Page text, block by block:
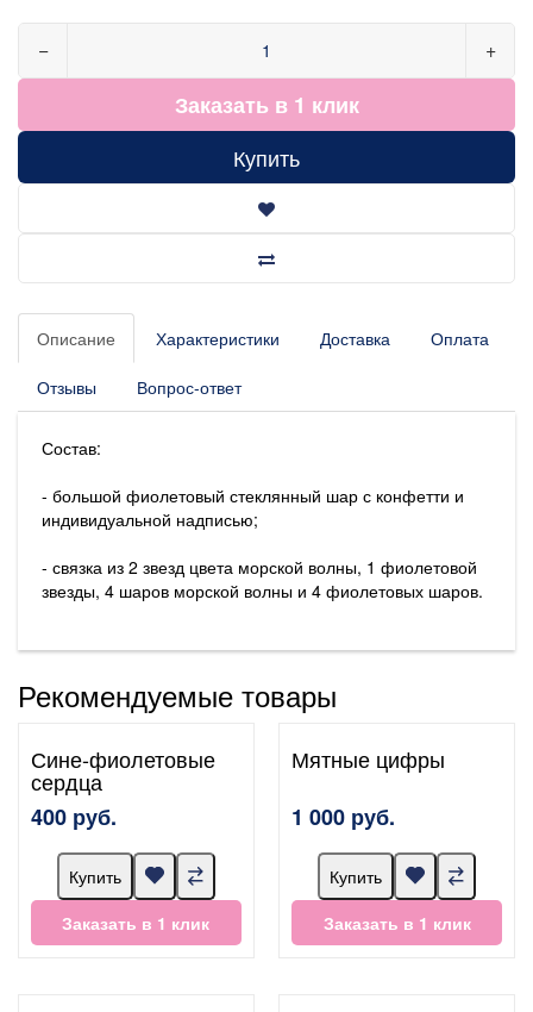
− +
Заказать в 1 клик
Купить
Описание Характеристики Доставка Оплата
Отзывы Вопрос-ответ
Состав:
- большой фиолетовый стеклянный шар с конфетти и
индивидуальной надписью;
- связка из 2 звезд цвета морской волны, 1 фиолетовой
звезды, 4 шаров морской волны и 4 фиолетовых шаров.
Рекомендуемые товары
Сине-фиолетовые
сердца
400 руб.
Купить
Заказать в 1 клик
Мятные цифры
1 000 руб.
Купить
Заказать в 1 клик